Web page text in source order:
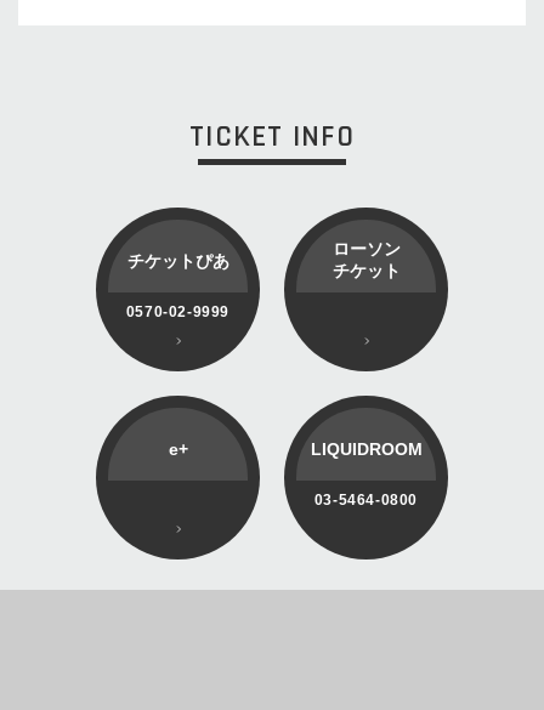
TICKET INFO
チケットぴあ
0570-02-9999
ローソン
チケット
e+ LIQUIDROOM
03-5464-0800